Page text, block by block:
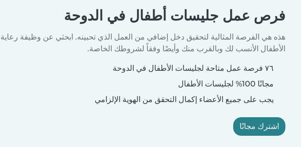
فرص عمل جليسات أطفال في الدوحة
هذه هي الفرصة المثالية لتحقيق دخل إضافي من العمل الذي تحبينه. ابحثي عن وظيفة رعاية
الأطفال الأنسب لك وبالقرب منك وأيضًا وفقاً لشروطك الخاصة.
٧٦ فرصة عمل متاحة لجليسات الأطفال في الدوحة
مجانًا 100% لجليسات الأطفال
يجب على جميع الأعضاء إكمال التحقق من الهوية الإلزامي
اشترك مجانًا